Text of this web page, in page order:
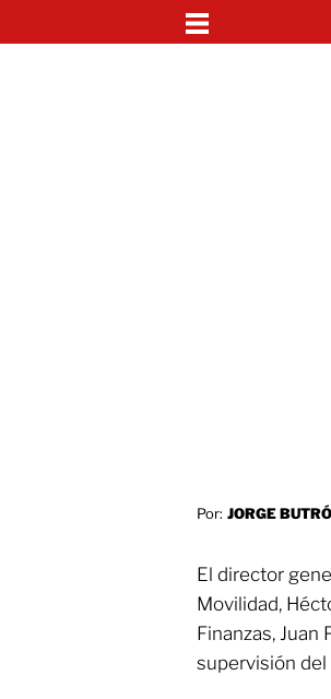
Por: JORGE
El director
Movilidad,
Finanzas,
supervisión del